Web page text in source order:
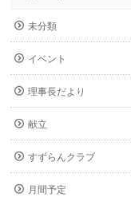
未分類
イベント
理事長だより
献立
すずらんクラブ
月間予定